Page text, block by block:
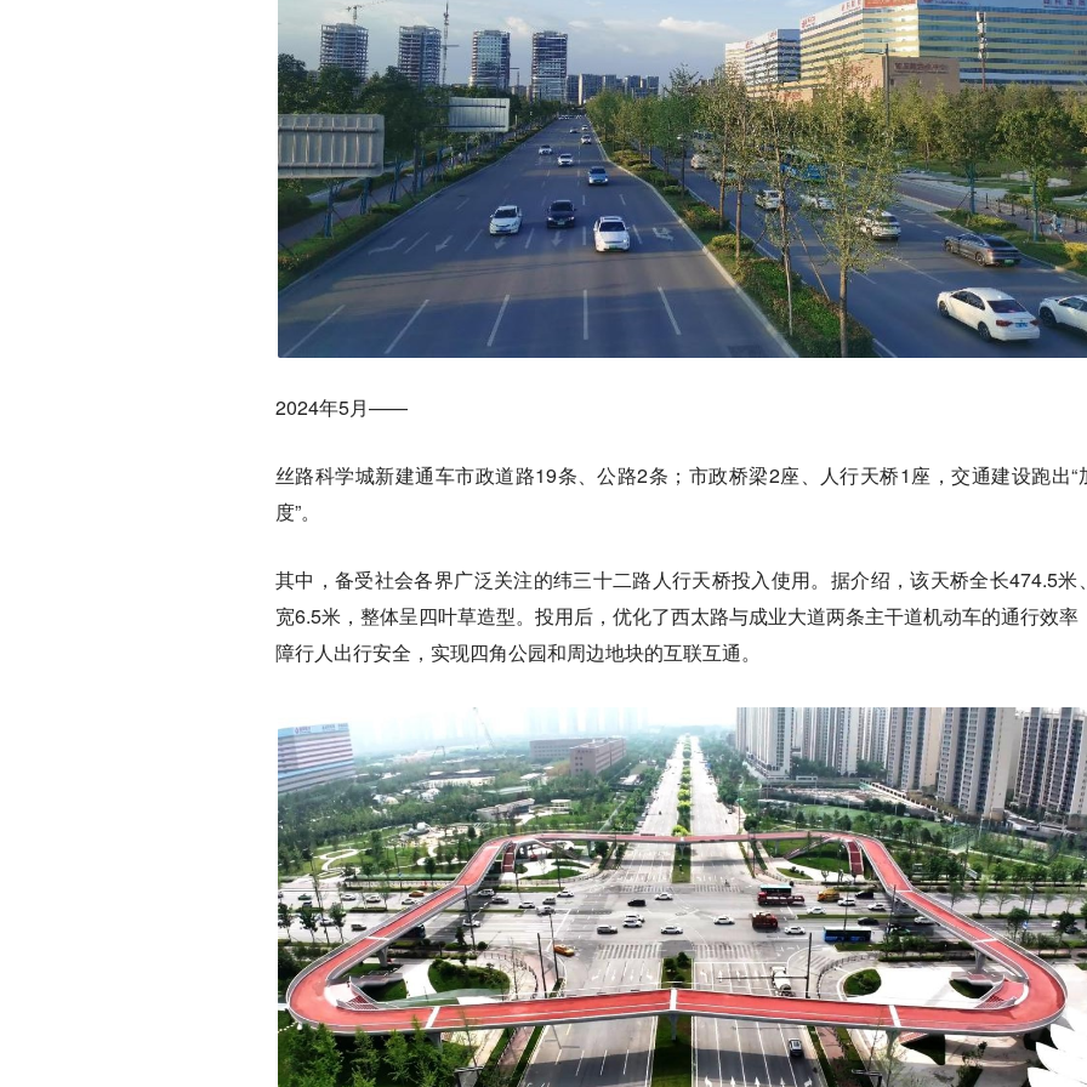
2024年5月——
丝路科学城新建通车市政道路19条、公路2条；市政桥梁2座、人行天桥1座，交通建设跑出“
度”。
其中，备受社会各界广泛关注的纬三十二路人行天桥投入使用。据介绍，该天桥全长474.5米
宽6.5米，整体呈四叶草造型。投用后，优化了西太路与成业大道两条主干道机动车的通行效率
障行人出行安全，实现四角公园和周边地块的互联互通。